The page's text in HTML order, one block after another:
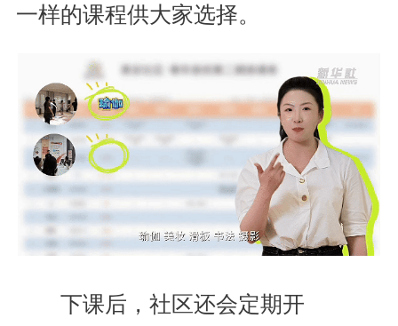
一样的课程供大家选择。
下课后，社区还会定期开